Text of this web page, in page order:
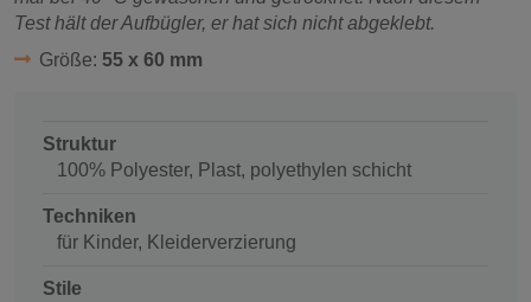
Test hält der Aufbügler, er hat sich nicht abgeklebt.
Größe: 55 x 60 mm
Struktur
100% Polyester, Plast, polyethylen schicht
Techniken
für Kinder, Kleiderverzierung
Stile